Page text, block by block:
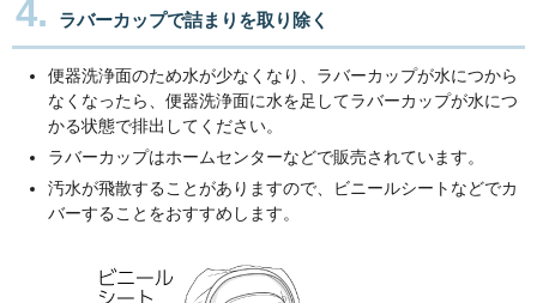
4. ラバーカップで詰まりを取り除く
便器洗浄面のため水が少なくなり、ラバーカップが水につから
なくなったら、便器洗浄面に水を足してラバーカップが水につ
かる状態で排出してください。
ラバーカップはホームセンターなどで販売されています。
汚水が飛散することがありますので、ビニールシートなどでカ
バーすることをおすすめします。